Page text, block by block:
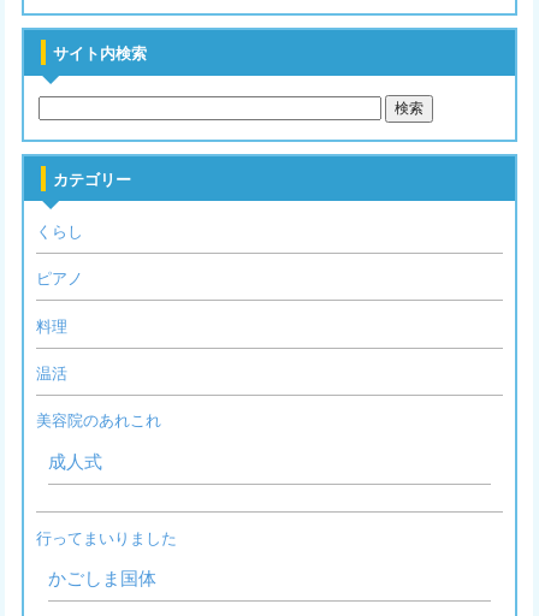
サイト内検索
カテゴリー
くらし
ピアノ
料理
温活
美容院のあれこれ
成人式
行ってまいりました
かごしま国体